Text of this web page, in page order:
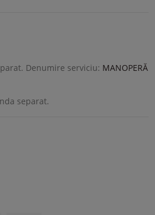
Denumire serviciu: MANOPERĂ
separat.